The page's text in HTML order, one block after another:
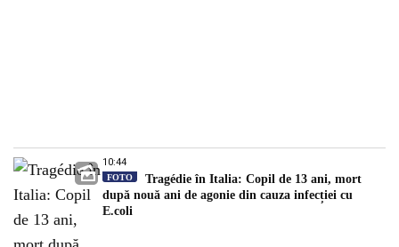
10:44
FOTO
Tragédie în Italia: Copil de 13 ani, mort
după nouă ani de agonie din cauza infecției cu
E.coli